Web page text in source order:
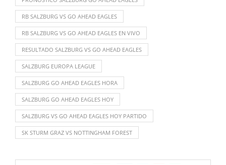
RB SALZBURG VS GO AHEAD EAGLES
RB SALZBURG VS GO AHEAD EAGLES EN VIVO
RESULTADO SALZBURG VS GO AHEAD EAGLES
SALZBURG EUROPA LEAGUE
SALZBURG GO AHEAD EAGLES HORA
SALZBURG GO AHEAD EAGLES HOY
SALZBURG VS GO AHEAD EAGLES HOY PARTIDO
SK STURM GRAZ VS NOTTINGHAM FOREST